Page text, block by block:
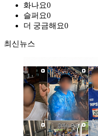
화나요0
슬퍼요0
더 궁금해요0
최신뉴스